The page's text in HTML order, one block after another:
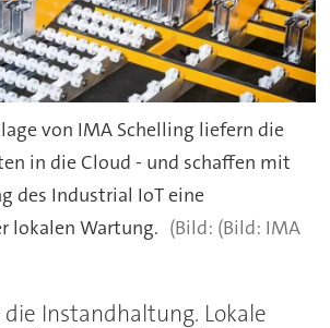
von IMA Schelling liefern die
in die Cloud - und schaffen mit
des Industrial IoT eine
lokalen Wartung.
(Bild: IMA
Instandhaltung. Lokale